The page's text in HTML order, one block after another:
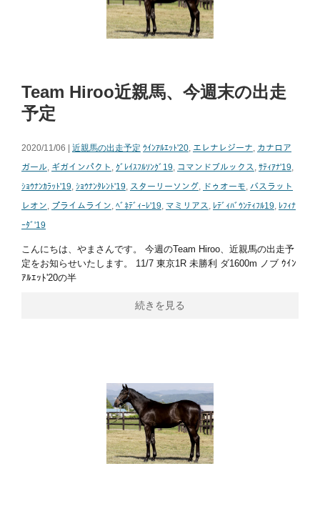
Team Hiroo近親馬、今週末の出走
予定
2020/11/06 | 近親馬の出走予定 ｳｲﾝｱﾙｴｯﾄ'20, エレナレジーナ, カナロア
ガール, ギガインパクト , ｸﾞﾚｲｽﾌﾙｿﾝｸﾞ19, コマンドブルックス, ｻﾃｨｱﾅ'19,
ｼｮｳﾅﾝｶﾗｯﾄ'19, ｼｮｳﾅﾝﾀﾚﾝﾄ'19, スターリーソング, ドゥオーモ, バスラット
レオン, プライムライン, ﾍﾞﾈﾃﾞｨｰﾚ'19, マミリアス, ﾚﾃﾞｨﾊﾞｳﾝﾃｨﾌﾙ19, ﾚﾌｨﾅ
ｰﾀﾞ'19
こんにちは、やまさんです。 今週のTeam Hiroo、近親馬の出走予
定をお知らせいたします。 11/7 東京1R 未勝利 ダ1600m ノブ ｳｲﾝ
ｱﾙｴｯﾄ'20の半
続きを見る